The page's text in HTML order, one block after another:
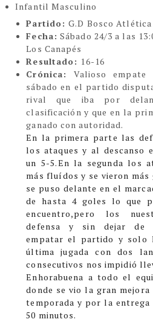
Infantil Masculino
Partido:G.D Bosco
Fecha: Sábado 24/3 a las
Los Canapés
Resultado: 16-16
Crónica: Valioso empate
sábado en el partido
rival que iba por
clasificación y que en la
ganado con autoridad.
En la primera parte las
los ataques y al descanso
un 5-5.En la segunda los
más fluídos y se vieron
se puso delante en el
de hasta 4 goles lo que
encuentro,pero los
defensa y sin dejar de
empatar el partido y solo
última jugada con dos
consecutivos nos impidió
Enhorabuena a todo el
donde se vio la gran
temporada y por la
50 minutos.